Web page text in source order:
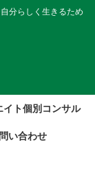
分らしく生きるため
イト個別コンサル
い合わせ